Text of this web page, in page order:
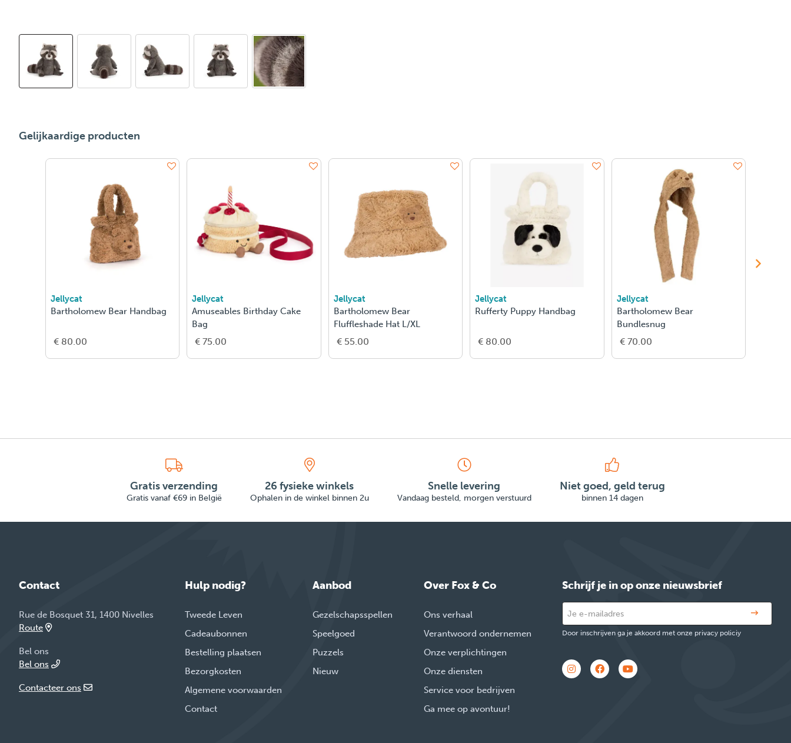
Gelijkaardige producten
Jellycat
Bartholomew Bear Handbag
€ 80.00
Jellycat
Amuseables Birthday Cake
Bag
€ 75.00
Jellycat
Bartholomew Bear
Fluffleshade Hat L/XL
€ 55.00
Jellycat
Rufferty Puppy Handbag
€ 80.00
Jellycat
Bartholomew Bear
Bundlesnug
€ 70.00
Gratis verzending
Gratis vanaf €69 in België
26 fysieke winkels
Ophalen in de winkel binnen 2u
Snelle levering
Vandaag besteld, morgen verstuurd
Niet goed, geld terug
binnen 14 dagen
Contact
Rue de Bosquet 31, 1400 Nivelles
Route
Bel ons
Bel ons
Contacteer ons
Hulp nodig?
Tweede Leven
Cadeaubonnen
Bestelling plaatsen
Bezorgkosten
Algemene voorwaarden
Contact
Aanbod
Gezelschapsspellen
Speelgoed
Puzzels
Nieuw
Over Fox & Co
Ons verhaal
Verantwoord ondernemen
Onze verplichtingen
Onze diensten
Service voor bedrijven
Ga mee op avontuur!
Schrijf je in op onze nieuwsbrief
Door inschrijven ga je akkoord met onze privacy policiy